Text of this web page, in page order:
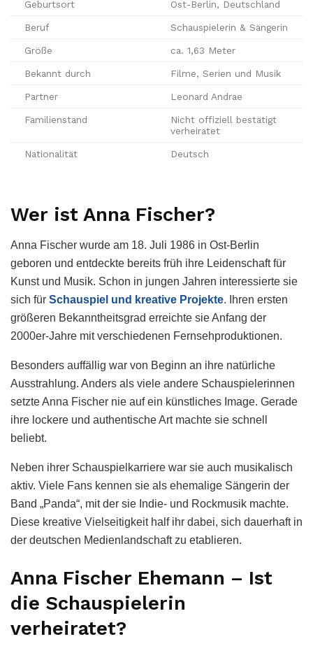
Geburtsort Ost-Berlin, Deutschland
Beruf Schauspielerin & Sängerin
Größe ca. 1,63 Meter
Bekannt durch Filme, Serien und Musik
Partner Leonard Andrae
Familienstand
Nicht offiziell bestätigt
verheiratet
Nationalität Deutsch
Wer ist Anna Fischer?
Anna Fischer wurde am 18. Juli 1986 in Ost-Berlin
geboren und entdeckte bereits früh ihre Leidenschaft für
Kunst und Musik. Schon in jungen Jahren interessierte sie
sich für Schauspiel und kreative Projekte. Ihren ersten
größeren Bekanntheitsgrad erreichte sie Anfang der
2000er-Jahre mit verschiedenen Fernsehproduktionen.
Besonders auffällig war von Beginn an ihre natürliche
Ausstrahlung. Anders als viele andere Schauspielerinnen
setzte Anna Fischer nie auf ein künstliches Image. Gerade
ihre lockere und authentische Art machte sie schnell
beliebt.
Neben ihrer Schauspielkarriere war sie auch musikalisch
aktiv. Viele Fans kennen sie als ehemalige Sängerin der
Band „Panda“, mit der sie Indie- und Rockmusik machte.
Diese kreative Vielseitigkeit half ihr dabei, sich dauerhaft in
der deutschen Medienlandschaft zu etablieren.
Anna Fischer Ehemann – Ist
die Schauspielerin
verheiratet?